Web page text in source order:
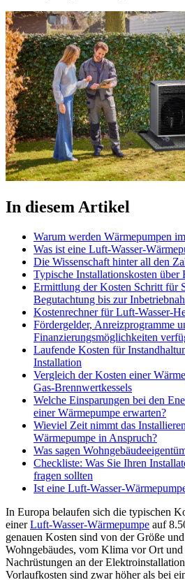
In diesem Artikel
Warum werden Wärmepumpen
Was ist eine Luft-Wasser-
Die Wissenschaft hinter all den
Typische Installationskosten über
Ermittlung der Kosten Schritt für
Begutachtung bis zur
Kostenrechner für Luft-Wasser-
Fördergelder, Anreizprogramme
Finanzierungsmöglichkeiten
Laufende Kosten für
Installation
Vergleich der Kosten einer
Gas-Brennwertkessels
Welche Einsparungen bei den
einer Wärmepumpe erwarten?
Wieviel Zeit nimmt das
Wärmepumpe in Anspruch?
Was sagen
Checkliste: Was Sie Ihren
fragen sollten
Ist eine Luft-Wasser-
In Europa belaufen sich die typischen
einerLuft-Wasser-Wärmepumpe auf
genauen Kosten sind von der Größe
Wohngebäudes, vom Klima vor Ort
Nachrüstungen an der
Vorlaufkosten sind zwar höher als bei